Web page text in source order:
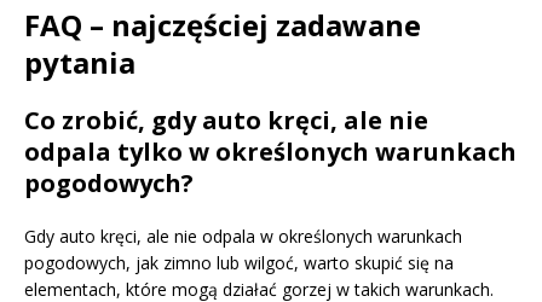
FAQ – najczęściej zadawane
pytania
Co zrobić, gdy auto kręci, ale nie
odpala tylko w określonych warunkach
pogodowych?
Gdy auto kręci, ale nie odpala w określonych warunkach
pogodowych, jak zimno lub wilgoć, warto skupić się na
elementach, które mogą działać gorzej w takich warunkach.